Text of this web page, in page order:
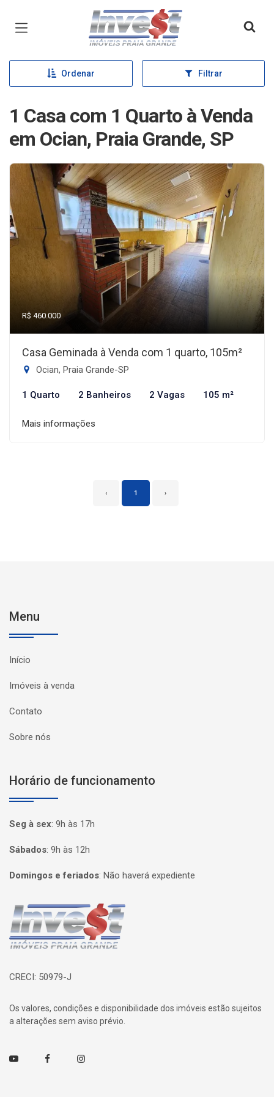
Página inicial
Ordenar Filtrar
1 Casa com 1 Quarto à Venda
em Ocian, Praia Grande, SP
R$ 460.000
Casa Geminada à Venda com 1 quarto, 105m²
Ocian, Praia Grande-SP
1 Quarto 2 Banheiros 2 Vagas 105 m²
Mais informações
‹ 1 ›
Menu
Início
Imóveis à venda
Contato
Sobre nós
Horário de funcionamento
Seg à sex: 9h às 17h
Sábados: 9h às 12h
Domingos e feriados: Não haverá expediente
Página inicial
CRECI: 50979-J
Os valores, condições e disponibilidade dos imóveis estão sujeitos
a alterações sem aviso prévio.
Youtube FacebookInstagram